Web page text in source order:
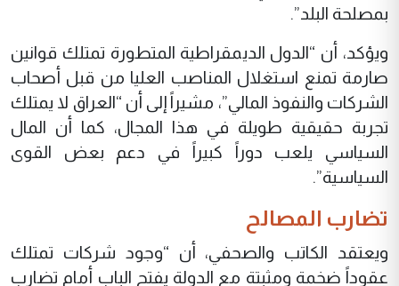
بمصلحة البلد”.
ويؤكد، أن “الدول الديمقراطية المتطورة تمتلك قوانين
صارمة تمنع استغلال المناصب العليا من قبل أصحاب
الشركات والنفوذ المالي”، مشيراً إلى أن “العراق لا يمتلك
تجربة حقيقية طويلة في هذا المجال، كما أن المال
السياسي يلعب دوراً كبيراً في دعم بعض القوى
السياسية”.
تضارب المصالح
ويعتقد الكاتب والصحفي، أن “وجود شركات تمتلك
عقوداً ضخمة ومثبتة مع الدولة يفتح الباب أمام تضارب